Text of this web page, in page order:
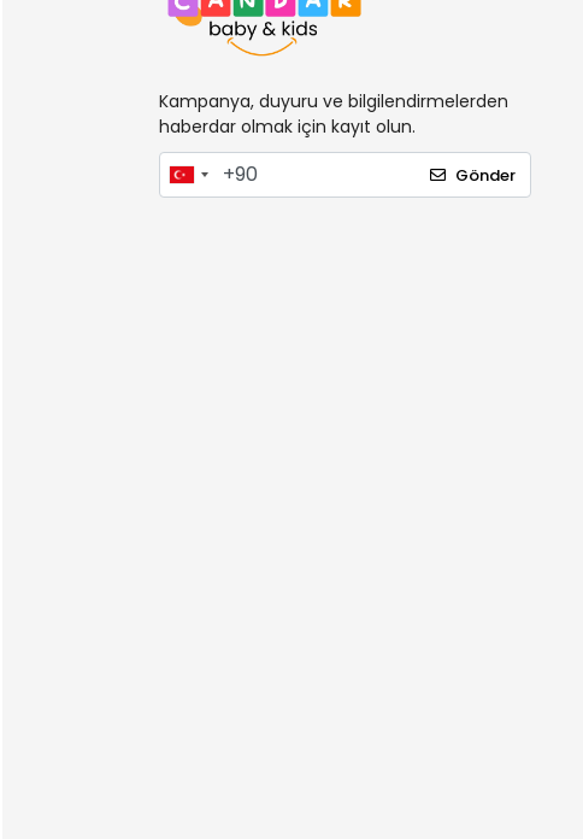
Kampanya, duyuru ve bilgilendirmelerden
haberdar olmak için kayıt olun.
Gönder